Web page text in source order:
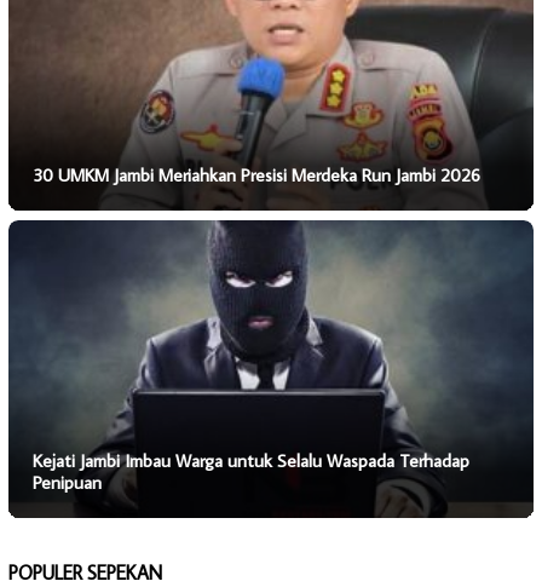
30 UMKM Jambi Meriahkan Presisi Merdeka Run Jambi 2026
Kejati Jambi Imbau Warga untuk Selalu Waspada Terhadap
Penipuan
POPULER SEPEKAN